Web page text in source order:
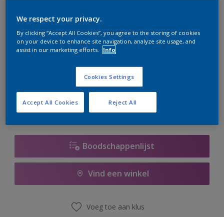
er hard aan om de voorraad aan te vullen.
Boodschappenlijst
Vind een winkel
Voeg toe aan klus
We respect your privacy.
By clicking “Accept All Cookies”, you agree to the storing of cookies
on your device to enhance site navigation, analyze site usage, and
assist in our marketing efforts.
Info
Cookies Settings
Reject All
Accept All Cookies